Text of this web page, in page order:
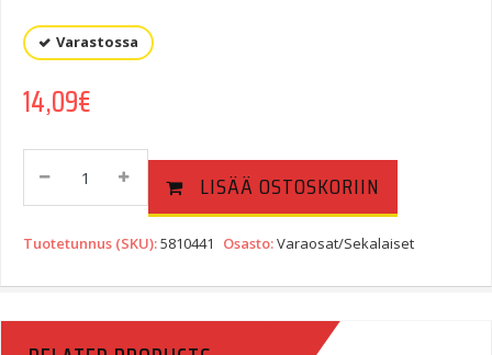
Varastossa
14,09€
Quantity
LISÄÄ OSTOSKORIIN
Tuotetunnus (SKU):5810441 Osasto:Varaosat/Sekalaiset